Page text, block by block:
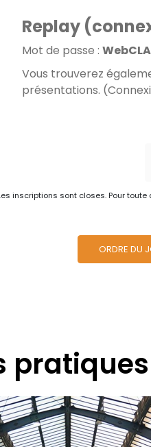
Replay
Mot de passe :
Vous trouverez
présentations.
inscriptions sont closes. Pour
ORDRE DU
pratiques